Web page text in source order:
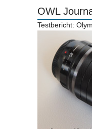
OWL
Testbericht: